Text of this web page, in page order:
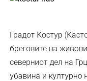
Градот Костур
бреговите на
северниот дел на
убавина и културно